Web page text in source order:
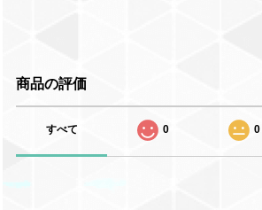
商品の評価
すべて 0 0